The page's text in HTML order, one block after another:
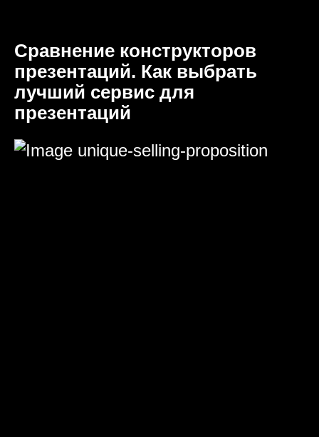
Сравнение конструкторов
презентаций. Как выбрать
лучший сервис для
презентаций